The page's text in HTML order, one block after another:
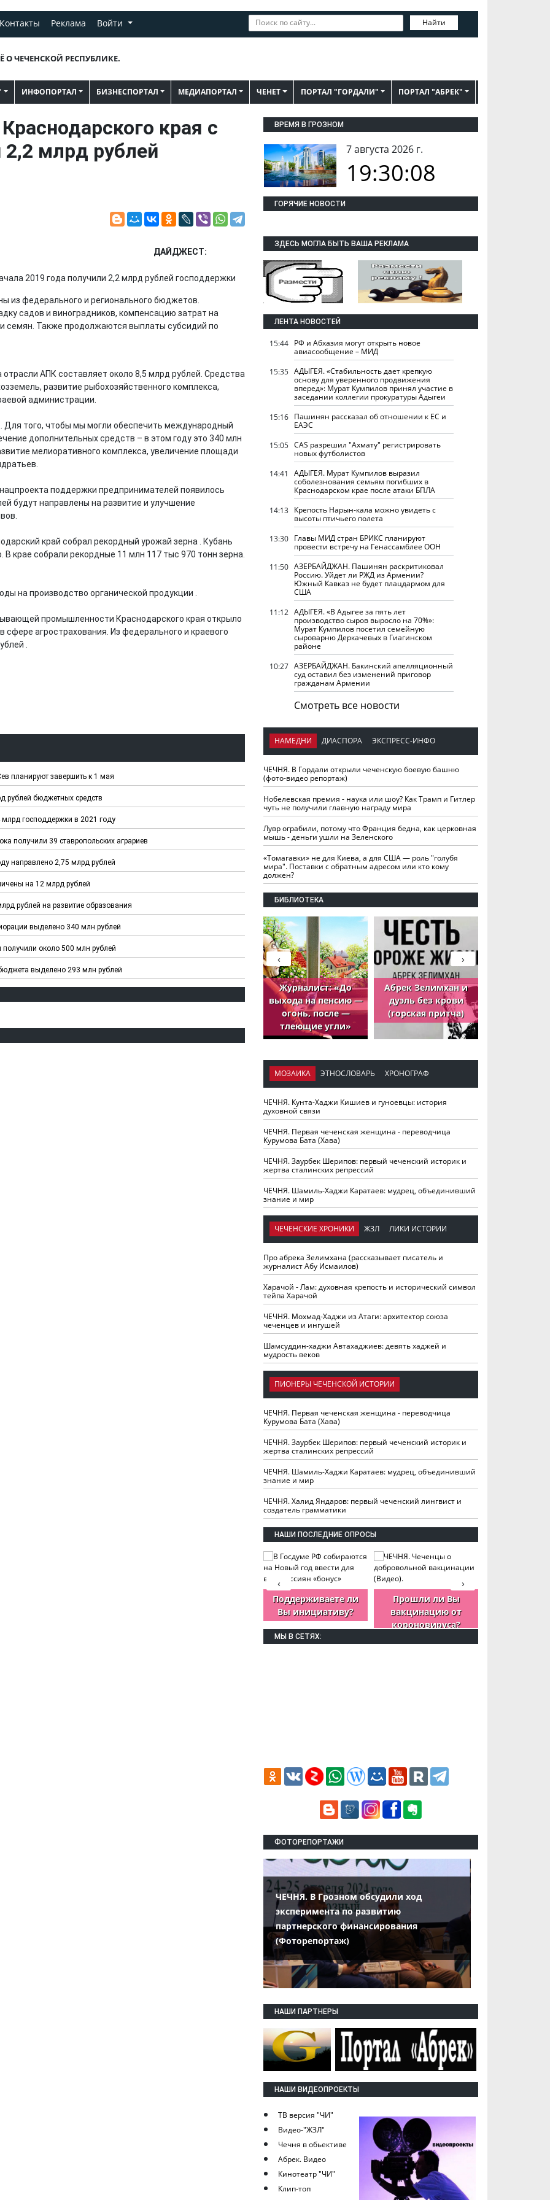
Контакты Реклама Войти Найти
О ЧЕЧЕНСКОЙ РЕСПУБЛИКЕ.
ИНФОПОРТАЛ БИЗНЕСПОРТАЛ МЕДИАПОРТАЛ ЧЕНЕТ ПОРТАЛ "ГОРДАЛИ" ПОРТАЛ "АБРЕК"
края с
2,2 млрд рублей
ДАЙДЖЕСТ:
из федерального и регионального бюджетов.
садов и виноградников, компенсацию затрат на
семян. Также продолжаются выплаты субсидий по
АПК составляет около 8,5 млрд рублей. Средства
развитие рыбохозяйственного комплекса,
администрации.
Для того, чтобы мы могли обеспечить международный
дополнительных средств – в этом году это 340 млн
мелиоративного комплекса, увеличение площади
поддержки предпринимателей появилось
будут направлены на развитие и улучшение
край собрал рекордный урожай зерна . Кубань
крае собрали рекордные 11 млн 117 тыс 970 тонн зерна.
на производство органической продукции .
промышленности Краснодарского края открыло
агрострахования. Из федерального и краевого
.
планируют завершить к 1 мая
рублей бюджетных средств
господдержки в 2021 году
получили 39 ставропольских аграриев
направлено 2,75 млрд рублей
на 12 млрд рублей
рублей на развитие образования
выделено 340 млн рублей
около 500 млн рублей
выделено 293 млн рублей
ВРЕМЯ В ГРОЗНОМ
7 августа 2026 г.
19:30:09
ГОРЯЧИЕ НОВОСТИ
ЗДЕСЬ МОГЛА БЫТЬ ВАША РЕКЛАМА
ЛЕНТА НОВОСТЕЙ
15:44 РФ и Абхазия могут открыть новое
авиасообщение – МИД
15:35 АДЫГЕЯ. «Стабильность дает крепкую
основу для уверенного продвижения
вперед»: Мурат Кумпилов принял участие в
заседании коллегии прокуратуры Адыгеи
15:16 Пашинян рассказал об отношении к ЕС и
ЕАЭС
15:05 CAS разрешил "Ахмату" регистрировать
новых футболистов
14:41
АДЫГЕЯ. Мурат Кумпилов выразил
соболезнования семьям погибших в
Краснодарском крае после атаки БПЛА
14:13 Крепость Нарын-кала можно увидеть с
высоты птичьего полета
13:30 Главы МИД стран БРИКС планируют
провести встречу на Генассамблее ООН
11:50 АЗЕРБАЙДЖАН. Пашинян раскритиковал
Россию. Уйдет ли РЖД из Армении?
Южный Кавказ не будет плацдармом для
США
11:12 АДЫГЕЯ. «В Адыгее за пять лет
производство сыров выросло на 70%»:
Мурат Кумпилов посетил семейную
сыроварню Деркачевых в Гиагинском
районе
10:27 АЗЕРБАЙДЖАН. Бакинский апелляционный
суд оставил без изменений приговор
гражданам Армении
Смотреть все новости
НАМЕДНИ ДИАСПОРА ЭКСПРЕСС-ИНФО
ЧЕЧНЯ. В Гордали открыли чеченскую боевую башню
(фото-видео репортаж)
Нобелевская премия - наука или шоу? Как Трамп и Гитлер
чуть не получили главную награду мира
Лувр ограбили, потому что Франция бедна, как церковная
мышь - деньги ушли на Зеленского
«Томагавки» не для Киева, а для США — роль "голубя
мира". Поставки с обратным адресом или кто кому
должен?
БИБЛИОТЕКА
ЧЕЧНЯ. Обарг Варин
илли
ЧЕЧНЯ. Хьаьжин
мурд - обарг Вара
Журналист: «До
выхода на пенсию —
огонь, после —
тлеющие угли»
Абрек Зелимхан и
дуэль без крови
(горская притча)
›
‹
МОЗАИКА ЭТНОСЛОВАРЬ ХРОНОГРАФ
ЧЕЧНЯ. Кунта-Хаджи Кишиев и гуноевцы: история
духовной связи
ЧЕЧНЯ. Первая чеченская женщина - переводчица
Курумова Бата (Хава)
ЧЕЧНЯ. Заурбек Шерипов: первый чеченский историк и
жертва сталинских репрессий
ЧЕЧНЯ. Шамиль-Хаджи Каратаев: мудрец, объединивший
знание и мир
ЧЕЧЕНСКИЕ ХРОНИКИ ЖЗЛ ЛИКИ ИСТОРИИ
Про абрека Зелимхана (рассказывает писатель и
журналист Абу Исмаилов)
Харачой - Лам: духовная крепость и исторический символ
тейпа Харачой
ЧЕЧНЯ. Мохмад-Хаджи из Атаги: архитектор союза
чеченцев и ингушей
Шамсуддин-хаджи Автахаджиев: девять хаджей и
мудрость веков
ПИОНЕРЫ ЧЕЧЕНСКОЙ ИСТОРИИ
ЧЕЧНЯ. Первая чеченская женщина - переводчица
Курумова Бата (Хава)
ЧЕЧНЯ. Заурбек Шерипов: первый чеченский историк и
жертва сталинских репрессий
ЧЕЧНЯ. Шамиль-Хаджи Каратаев: мудрец, объединивший
знание и мир
ЧЕЧНЯ. Халид Яндаров: первый чеченский лингвист и
создатель грамматики
НАШИ ПОСЛЕДНИЕ ОПРОСЫ
Поддерживаете ли
Вы инициативу?
Прошли ли Вы
вакцинацию от
короновируса?
›
‹
МЫ В СЕТЯХ:
ФОТОРЕПОРТАЖИ
ЧЕЧНЯ. В Грозном обсудили ход
эксперимента по развитию
партнерского финансирования
(Фоторепортаж)
НАШИ ПАРТНЕРЫ
НАШИ ВИДЕОПРОЕКТЫ
ТВ версия "ЧИ"
Видео-"ЖЗЛ"
Чечня в обьективе
Абрек. Видео
Кинотеатр "ЧИ"
Клип-топ